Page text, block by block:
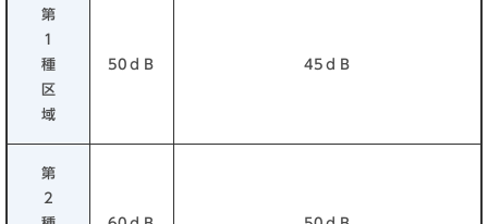
第
1
種
区
域
50ｄＢ 45ｄＢ
第
2